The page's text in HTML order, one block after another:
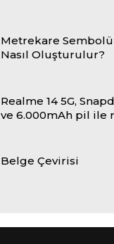
Metrekare
Nasıl Oluşturulur?
Realme 14 5G,
ve 6.000mAh pil ile
Belge Çevirisi